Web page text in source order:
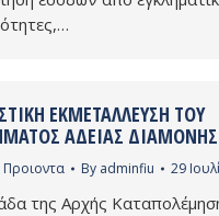
ΕΚΜΕΤΆΛΛΕΥΣΗ ΤΟΥ
ΆΔΕΙΑΣ
Προιοντα By adminfiu 29
της Αρχής